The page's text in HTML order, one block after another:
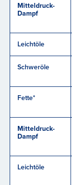
Mitteldruck-
Dampf
Leichtöle
Schweröle
Fette*
Mitteldruck-
Dampf
Leichtöle